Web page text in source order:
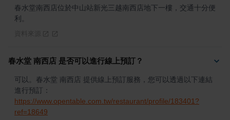
春水堂南西店位於中山站新光三越南西店地下一樓，交通十分便
利。
春水堂 南西店 是否可以進行線上預訂？
可以。春水堂 南西店 提供線上預訂服務，您可以透過以下連結
進行預訂：
https://www.opentable.com.tw/restaurant/profile/183401?
ref=18649